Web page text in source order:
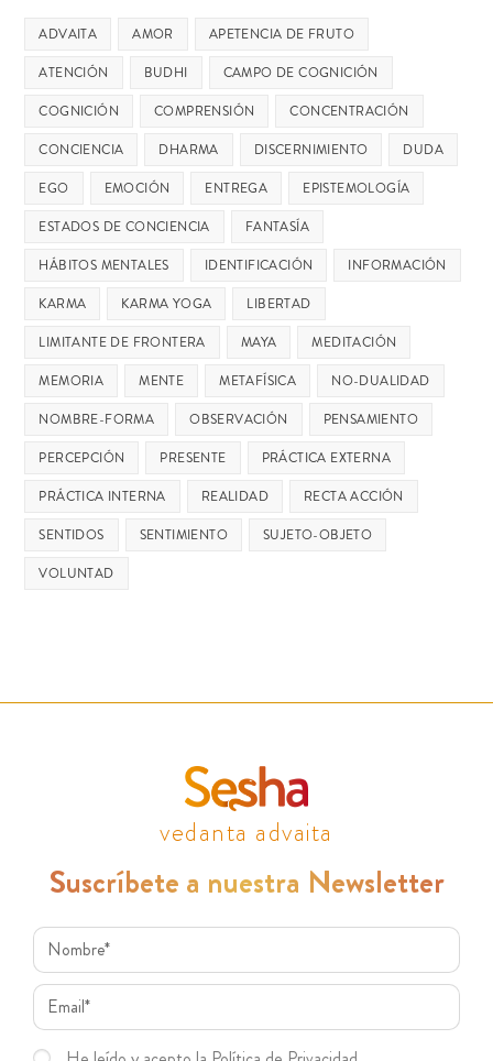
ADVAITA AMOR
APETENCIA DE FRUTO
ATENCIÓN
BUDHI
CAMPO DE COGNICIÓN
COGNICIÓN
COMPRENSIÓN
CONCENTRACIÓN
CONCIENCIA
DHARMA DISCERNIMIENTO
DUDA
EGO
EMOCIÓN ENTREGA
EPISTEMOLOGÍA
ESTADOS DE CONCIENCIA
FANTASÍA
HÁBITOS MENTALES
IDENTIFICACIÓN
INFORMACIÓN
KARMA
KARMA YOGA
LIBERTAD
LIMITANTE DE FRONTERA
MAYA
MEDITACIÓN
MEMORIA
MENTE METAFÍSICA
NO-DUALIDAD
NOMBRE-FORMA
OBSERVACIÓN
PENSAMIENTO
PERCEPCIÓN
PRESENTE
PRÁCTICA EXTERNA
PRÁCTICA INTERNA
REALIDAD
RECTA ACCIÓN
SENTIDOS
SENTIMIENTO
SUJETO-OBJETO
VOLUNTAD
vedanta advaita
Suscríbete a nuestra Newsletter